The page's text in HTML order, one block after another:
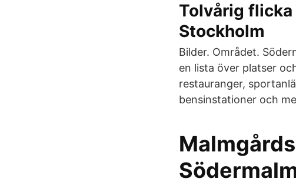
Tolvårig
Stockholm
Bilder. Området.
en lista över platser
restauranger,
bensinstationer och